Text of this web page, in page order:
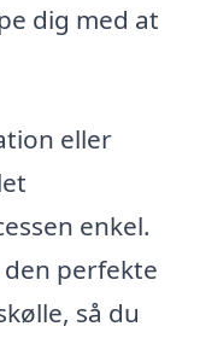
dig med at
eller
enkel.
perfekte
så du